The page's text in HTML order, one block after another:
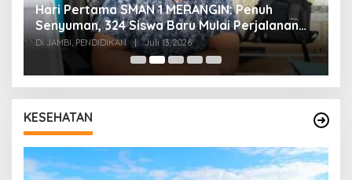
Hari Pertama SMAN 1 MERANGIN: Penuh
Senyuman, 324 Siswa Baru Mulai Perjalanan
Baru
Di JAMBI, PENDIDIKAN | Juli 13, 2026
KESEHATAN